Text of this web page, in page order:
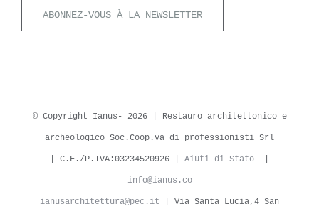
ABONNEZ-VOUS À LA NEWSLETTER
© Copyright Ianus- 2026 | Restauro architettonico e
archeologico Soc.Coop.va di professionisti Srl
| C.F./P.IVA:03234520926 | Aiuti di Stato
info@ianus.co
ianusarchitettura@pec.it | Via Santa Lucia,4 San